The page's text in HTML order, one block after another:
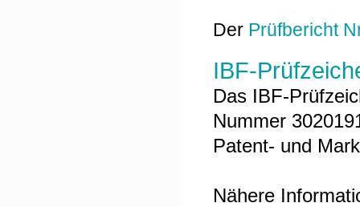
Der Prüfbericht
IBF-
Das IBF-
Nummer
Patent- und
Nähere